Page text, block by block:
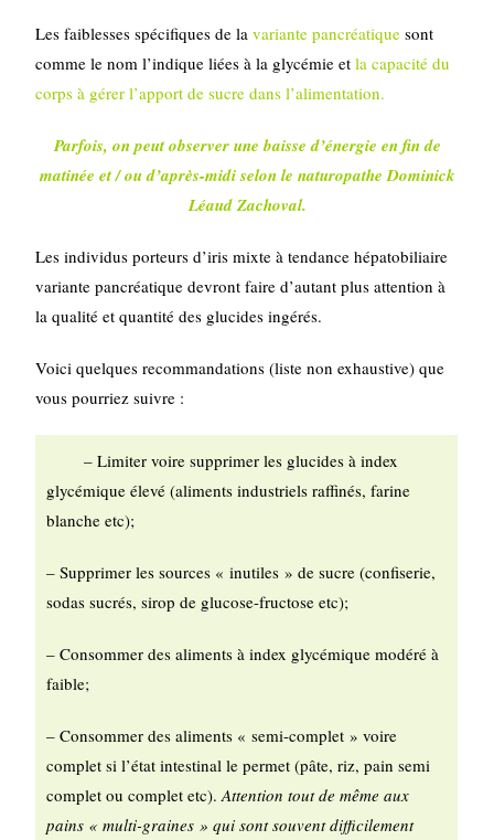
Les faiblesses spécifiques de la variante pancréatique sont
comme le nom l’indique liées à la glycémie etla capacité du
corps à gérer l’apport de sucre dans l’alimentation.
Parfois, on peut observer une baisse d’énergie en fin de
matinée et / ou d’après-midi selon le naturopathe Dominick
Léaud Zachoval.
Les individus porteurs d’iris mixte à tendance hépatobiliaire
variante pancréatique devront faire d’autant plus attention à
la qualité et quantité des glucides ingérés.
Voici quelques recommandations (liste non exhaustive) que
vous pourriez suivre :
– Limiter voire supprimer les glucides à index
glycémique élevé (aliments industriels raffinés, farine
blanche etc);
– Supprimer les sources « inutiles » de sucre (confiserie,
sodas sucrés, sirop de glucose-fructose etc);
– Consommer des aliments à index glycémique modéré à
faible;
– Consommer des aliments « semi-complet » voire
complet si l’état intestinal le permet (pâte, riz, pain semi
complet ou complet etc).Attention tout de même aux
pains « multi-graines » qui sont souvent difficilement